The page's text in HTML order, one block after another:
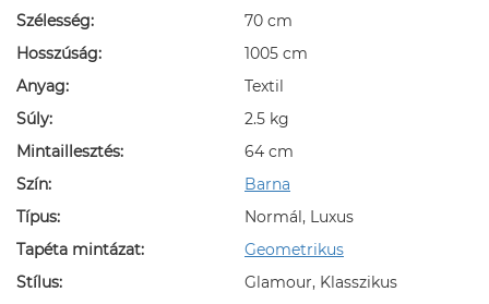
Szélesség:
70 cm
Hosszúság:
1005 cm
Anyag:
Textil
Súly:
2.5 kg
Mintaillesztés:
64 cm
Szín:
Barna
Típus:
Normál, Luxus
Tapéta mintázat:
Geometrikus
Stílus:
Glamour, Klasszikus